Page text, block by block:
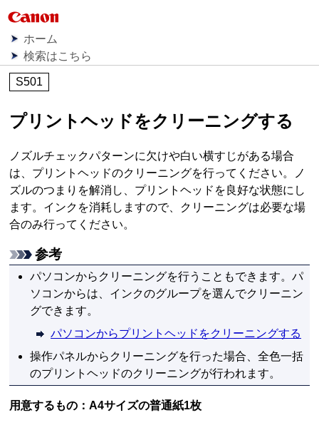
ホーム
検索はこちら
S501
プリントヘッドをクリーニングする
ノズルチェックパターンに欠けや白い横すじがある場合
は、 プリントヘッドのクリーニングを行ってください。
ノ
ズルのつまりを解消し、 プリントヘッド を良好な状態にし
ます。インクを消耗しますので、クリーニングは必要な場
合のみ行ってください。
参考
パソコンからクリーニングを行うこともできます。パ
ソコンからは、インクのグループを選んでクリーニン
グできます。
パソコンからプリントヘッドをクリーニングする
操作パネルからクリーニングを行った場合、全色一括
のプリントヘッドのクリーニングが行われます。
用意するもの：A4サイズの普通紙1枚